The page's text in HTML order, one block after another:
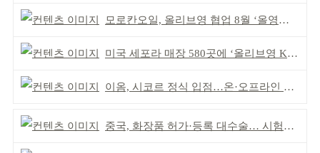
모로칸오일, 올리브영 협업 8월 ‘올영픽’ 선정
미국 세포라 매장 580곳에 ‘올리브영 K뷰티에딧’ 론칭
이옴, 시코르 정식 입점…온·오프라인 유통망 확대
중국, 화장품 허가·등록 대수술… 시험자료 공용 허용